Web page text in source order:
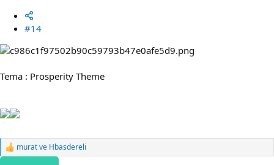
#14
Tema : Prosperity Theme
R
muratve Hbasdereli